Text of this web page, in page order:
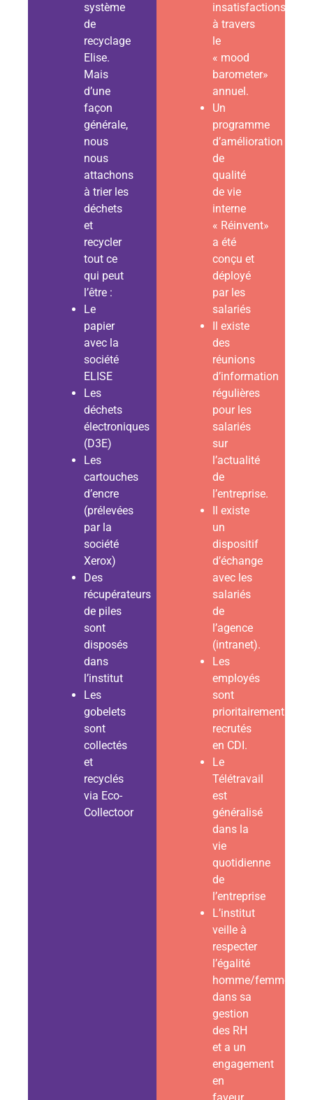
système
de
recyclage
Elise.
Mais
d’une
façon
générale,
nous
nous
attachons
à trier les
déchets
et
recycler
tout ce
qui peut
l’être :
Le
papier
avec la
société
ELISE
Les
déchets
électroniques
(D3E)
Les
cartouches
d’encre
(prélevées
par la
société
Xerox)
Des
récupérateurs
de piles
sont
disposés
dans
l’institut
Les
gobelets
sont
collectés
et
recyclés
via Eco-
Collectoor
insatisfactions
à travers
le
« mood
barometer»
annuel.
Un
programme
d’amélioration
de
qualité
de vie
interne
« Réinvent»
a été
conçu et
déployé
par les
salariés
Il existe
des
réunions
d’information
régulières
pour les
salariés
sur
l’actualité
de
l’entreprise.
Il existe
un
dispositif
d’échange
avec les
salariés
de
l’agence
(intranet).
Les
employés
sont
prioritairement
recrutés
en CDI.
Le
Télétravail
est
généralisé
dans la
vie
quotidienne
de
l’entreprise
L’institut
veille à
respecter
l’égalité
homme/femme
dans sa
gestion
des RH
et a un
engagement
en